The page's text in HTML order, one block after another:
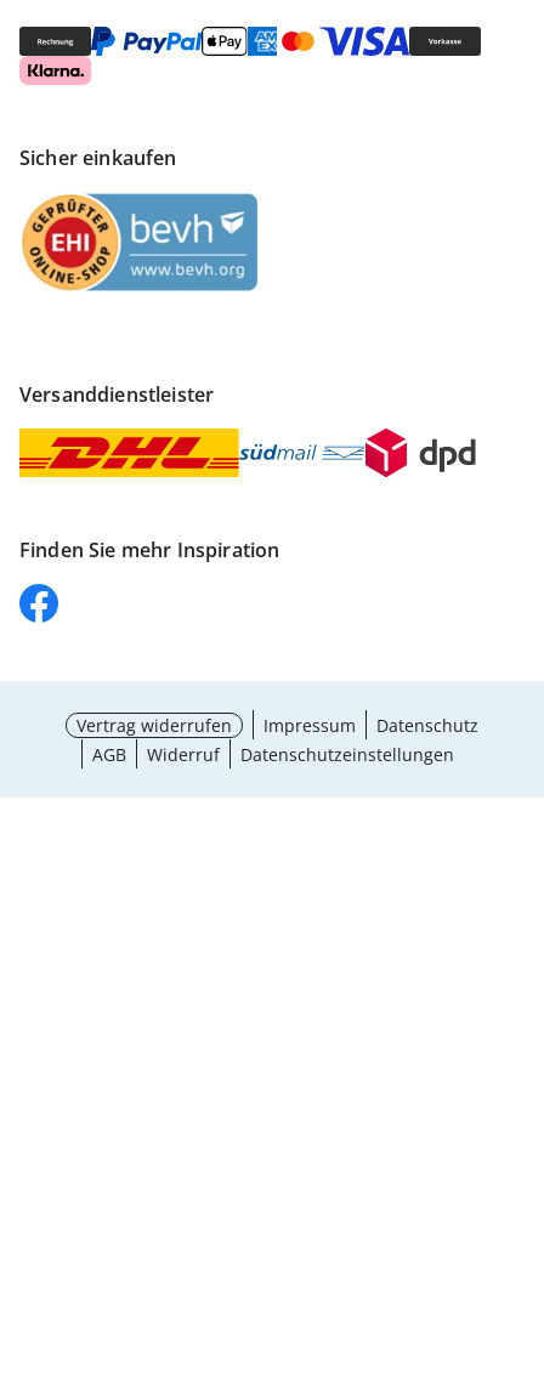
Sicher einkaufen
Versanddienstleister
Finden Sie mehr Inspiration
Vertrag widerrufen Impressum
Datenschutz
AGB
Widerruf Datenschutzeinstellungen